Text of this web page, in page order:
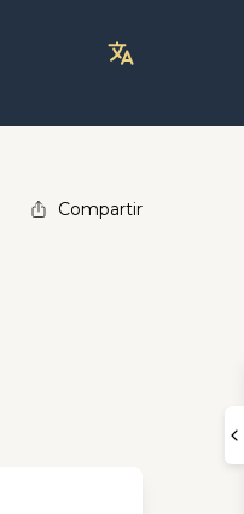
Compartir